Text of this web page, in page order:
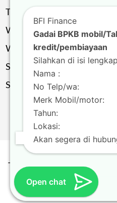
Temanggung
Wonogiri
Wonosobo
Salatiga
Surakarta
Theme byScissor
BFI Finance
Gadai BPKB mobil/
kredit/pembiayaan
Silahkan di isi lengkap
Nama :
No Telp/wa:
Merk Mobil/motor:
Tahun:
Lokasi:
Akan segera di
Open chat